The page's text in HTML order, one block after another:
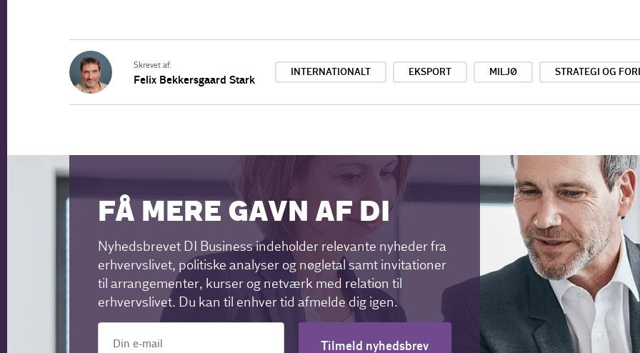
Skrevet af:
Felix Bekkersgaard Stark
INTERNATIONALT EKSPORT MILJØ STRATEGI OG
FÅ MERE GAVN AF DI
Nyhedsbrevet DI Business indeholder relevante nyheder fra
erhvervslivet, politiske analyser og nøgletal samt invitationer
til arrangementer, kurser og netværk med relation til
erhvervslivet. Du kan til enhver tid afmelde dig igen.
Tilmeld nyhedsbrev